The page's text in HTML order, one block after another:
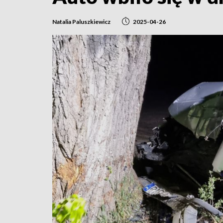
Natalia Paluszkiewicz 2025-04-26